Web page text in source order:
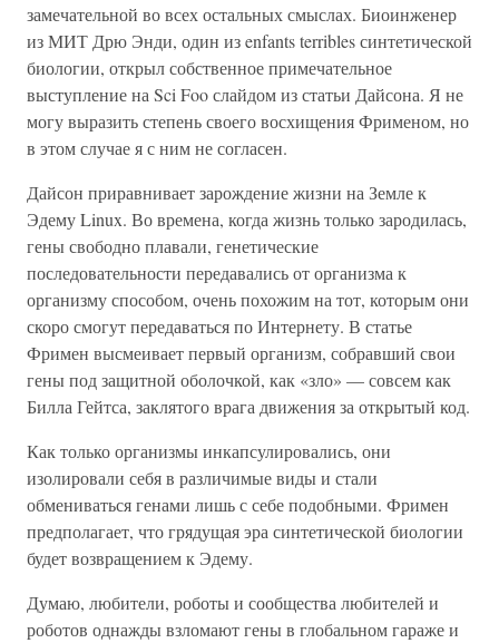
замечательной во всех остальных смыслах. Биоинженер
из МИТ Дрю Энди, один из enfants terribles синтетической
биологии, открыл собственное примечательное
выступление на Sci Foo слайдом из статьи Дайсона. Я не
могу выразить степень своего восхищения Фрименом, но
в этом случае я с ним не согласен.
Дайсон приравнивает зарождение жизни на Земле к
Эдему Linux. Во времена, когда жизнь только зародилась,
гены свободно плавали, генетические
последовательности передавались от организма к
организму способом, очень похожим на тот, которым они
скоро смогут передаваться по Интернету. В статье
Фримен высмеивает первый организм, собравший свои
гены под защитной оболочкой, как «зло» — совсем как
Билла Гейтса, заклятого врага движения за открытый код.
Как только организмы инкапсулировались, они
изолировали себя в различимые виды и стали
обмениваться генами лишь с себе подобными. Фримен
предполагает, что грядущая эра синтетической биологии
будет возвращением к Эдему.
Думаю, любители, роботы и сообщества любителей и
роботов однажды взломают гены в глобальном гараже и